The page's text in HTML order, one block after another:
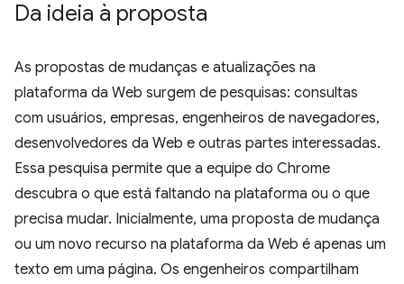
Da ideia à proposta
As propostas de mudanças e atualizações na
plataforma da Web surgem de pesquisas: consultas
com usuários, empresas, engenheiros de navegadores,
desenvolvedores da Web e outras partes interessadas.
Essa pesquisa permite que a equipe do Chrome
descubra o que está faltando na plataforma ou o que
precisa mudar. Inicialmente, uma proposta de mudança
ou um novo recurso na plataforma da Web é apenas um
texto em uma página. Os engenheiros compartilham